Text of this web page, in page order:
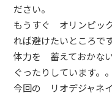
ださい。
もうすぐ オリンピッ
れば避けたいところです
体力を 蓄えておかな
ぐったりしています。。
今回の リオデジャネ